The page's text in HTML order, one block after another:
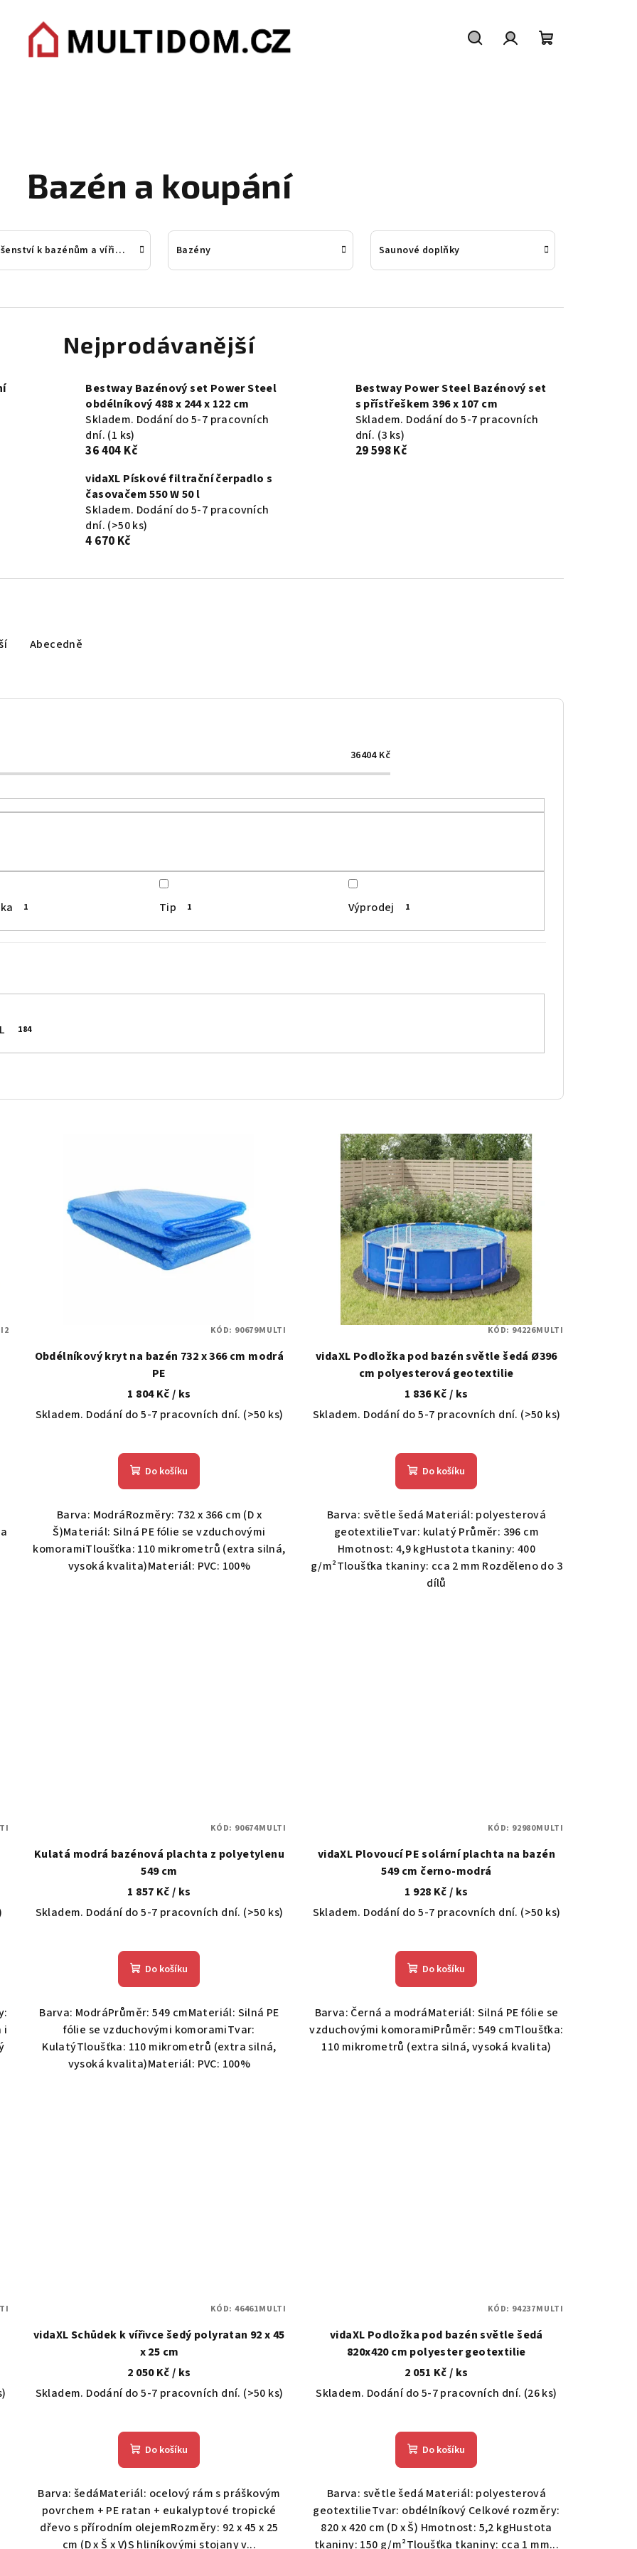
Bazén a koupání
Příslušenství k bazénům a vířivkám Bazény Saunové doplňky
Nejprodávanější
Bestway Bazénový set Power Steel
obdélníkový 488 x 244 x 122 cm
Skladem. Dodání do 5-7 pracovních
dní. (1 ks)
36 404 Kč
Bestway Power Steel Bazénový set
s přístřeškem 396 x 107 cm
Skladem. Dodání do 5-7 pracovních
dní. (3 ks)
29 598 Kč
vidaXL Pískové filtrační čerpadlo s
časovačem 550 W 50 l
Skladem. Dodání do 5-7 pracovních
dní. (>50 ks)
4 670 Kč
Abecedně
36404Kč
1 Tip 1 Výprodej 1
184
Obdélníkový kryt na bazén 732 x 366 cm modrá
PE
1 804 Kč/ ks
Skladem. Dodání do 5-7 pracovních dní. (>50 ks)
Do košíku
Barva: ModráRozměry: 732 x 366 cm (D x
Š)Materiál: Silná PE fólie se vzduchovými
komoramiTloušťka: 110 mikrometrů (extra silná,
vysoká kvalita)Materiál: PVC: 100%
KÓD: 90679MULTI
vidaXL Podložka pod bazén světle šedá Ø396
cm polyesterová geotextilie
1 836 Kč/ ks
Skladem. Dodání do 5-7 pracovních dní. (>50 ks)
Do košíku
Barva: světle šedá Materiál: polyesterová
geotextilieTvar: kulatý Průměr: 396 cm
Hmotnost: 4,9 kgHustota tkaniny: 400
g/m²Tloušťka tkaniny: cca 2 mm Rozděleno do 3
dílů
KÓD: 94226MULTI
i
Kulatá modrá bazénová plachta z polyetylenu
549 cm
1 857 Kč/ ks
Skladem. Dodání do 5-7 pracovních dní. (>50 ks)
Do košíku
Barva: ModráPrůměr: 549 cmMateriál: Silná PE
fólie se vzduchovými komoramiTvar:
KulatýTloušťka: 110 mikrometrů (extra silná,
vysoká kvalita)Materiál: PVC: 100%
KÓD: 90674MULTI
vidaXL Plovoucí PE solární plachta na bazén
549 cm černo-modrá
1 928 Kč/ ks
Skladem. Dodání do 5-7 pracovních dní. (>50 ks)
Do košíku
Barva: Černá a modráMateriál: Silná PE fólie se
vzduchovými komoramiPrůměr: 549 cmTloušťka:
110 mikrometrů (extra silná, vysoká kvalita)
KÓD: 92980MULTI
vidaXL Schůdek k vířivce šedý polyratan 92 x 45
x 25 cm
2 050 Kč/ ks
Skladem. Dodání do 5-7 pracovních dní. (>50 ks)
Do košíku
Barva: šedáMateriál: ocelový rám s práškovým
povrchem + PE ratan + eukalyptové tropické
dřevo s přírodním olejemRozměry: 92 x 45 x 25
cm (D x Š x V)S hliníkovými stojany v...
KÓD: 46461MULTI
vidaXL Podložka pod bazén světle šedá
820x420 cm polyester geotextilie
2 051 Kč/ ks
Skladem. Dodání do 5-7 pracovních dní. (26 ks)
Do košíku
Barva: světle šedá Materiál: polyesterová
geotextilieTvar: obdélníkový Celkové rozměry:
820 x 420 cm (D x Š) Hmotnost: 5,2 kgHustota
tkaniny: 150 g/m²Tloušťka tkaniny: cca 1 mm...
KÓD: 94237MULTI